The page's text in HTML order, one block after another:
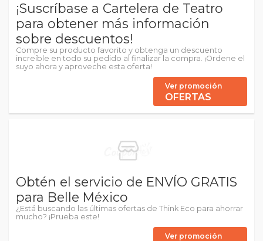
¡Suscríbase a Cartelera de Teatro
para obtener más información
sobre descuentos!
Compre su producto favorito y obtenga un descuento
increíble en todo su pedido al finalizar la compra. ¡Ordene el
suyo ahora y aproveche esta oferta!
Ver promoción
OFERTAS
Obtén el servicio de ENVÍO GRATIS
para Belle México
¿Está buscando las últimas ofertas de Think Eco para ahorrar
mucho? ¡Prueba este!
Ver promoción